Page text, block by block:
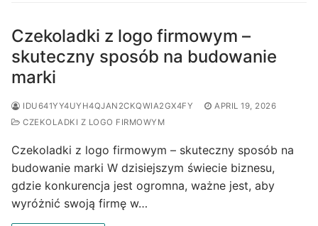
Czekoladki z logo firmowym –
skuteczny sposób na budowanie
marki
IDU641YY4UYH4QJAN2CKQWIA2GX4FY
APRIL 19, 2026
CZEKOLADKI Z LOGO FIRMOWYM
Czekoladki z logo firmowym – skuteczny sposób na
budowanie marki W dzisiejszym świecie biznesu,
gdzie konkurencja jest ogromna, ważne jest, aby
wyróżnić swoją firmę w…